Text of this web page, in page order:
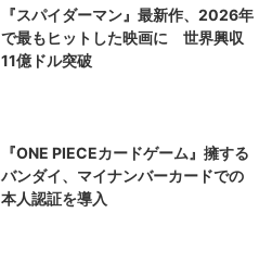
『スパイダーマン』最新作、2026年
で最もヒットした映画に 世界興収
11億ドル突破
『ONE PIECEカードゲーム』擁する
バンダイ、マイナンバーカードでの
本人認証を導入